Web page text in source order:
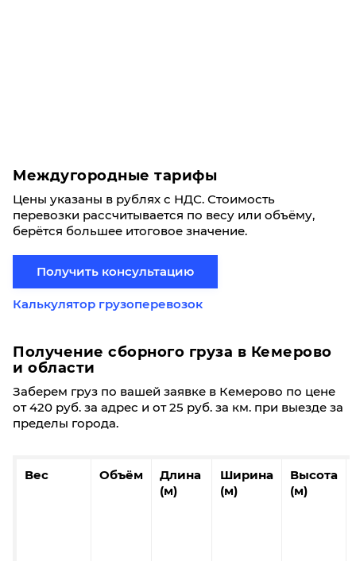
Междугородные тарифы
Цены указаны в рублях с НДС. Стоимость
перевозки рассчитывается по весу или объёму,
берётся большее итоговое значение.
Получить консультацию
Калькулятор грузоперевозок
Получение сборного груза в Кемерово
и области
Заберем груз по вашей заявке в Кемерово по цене
от 420 руб. за адрес и от 25 руб. за км. при выезде за
пределы города.
Вес Объём
Длина
(м)
Ширина
(м)
Высота
(м)